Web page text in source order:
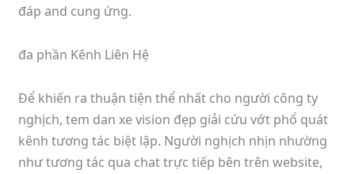
đáp and cung ứng.
đa phần Kênh Liên Hệ
Để khiến ra thuận tiện thể nhất cho người công ty
nghịch, tem dan xe vision đẹp giải cứu vớt phổ quát
kênh tương tác biệt lập. Người nghịch nhịn nhường
như tương tác qua chat trực tiếp bên trên website,